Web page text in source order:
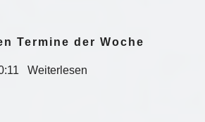
Termine der Woche
Weiterlesen